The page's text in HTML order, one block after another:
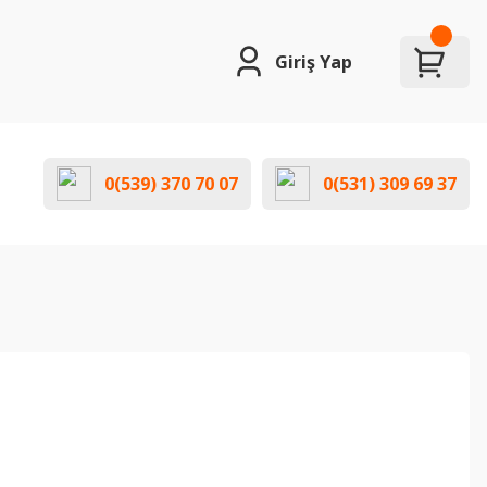
Giriş Yap
0(539) 370 70 07 0(531) 309 69 37